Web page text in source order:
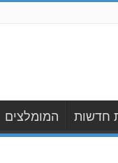
חדשות המומלצים